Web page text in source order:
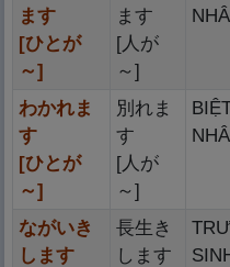
ます
[ひとが
～]
ます
[人 が
～]
わかれま
す
[ひとが
～]
別 れま
す
[人 が
～]
ながいき
します
長
TRƯỜNG, TRƯỞNG, 生 き
します